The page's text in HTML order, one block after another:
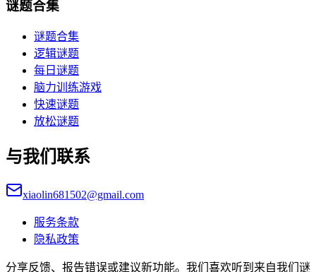
谜题合集
谜题合集
逻辑谜题
每日谜题
脑力训练游戏
快速谜题
放松谜题
与我们联系
xiaolin681502@gmail.com
服务条款
隐私政策
分享反馈、报告错误或建议新功能。我们喜欢听到来自我们谜